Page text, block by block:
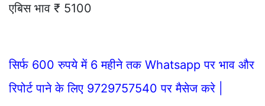
एबिस भाव ₹ 5100
सिर्फ 600 रुपये में 6 महीने तक Whatsapp पर भाव और
रिपोर्ट पाने के लिए 9729757540 पर मैसेज करे |